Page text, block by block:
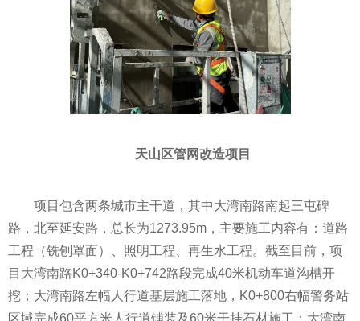
天山区管网改造项目
项目包含两条城市主干道，其中大湾南路南起三屯碑
路，北至延安路，总长为1273.95m，主要施工内容有：道路
工程（铣刨罩面）、照明工程、再生水工程。截至目前，项
目大湾南路K0+340-K0+742路段完成40米机动车道沟槽开
挖；大湾南路左幅人行道基层施工落地，K0+800右幅警务站
区域完成60平方米人行道铺装及60米干挂石材施工；大湾南